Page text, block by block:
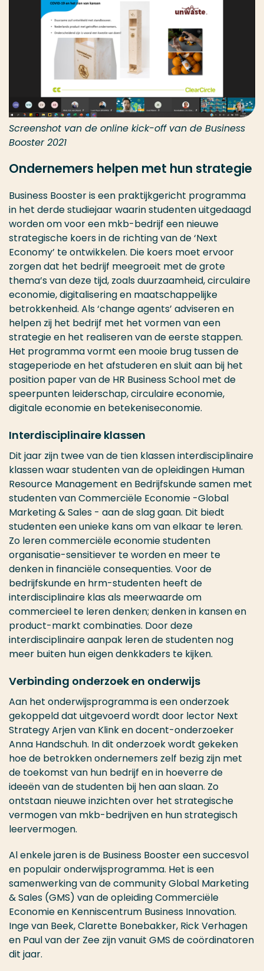
Screenshot van de online kick-off van de Business
Booster 2021
Ondernemers helpen met hun strategie
Business Booster is een praktijkgericht programma
in het derde studiejaar waarin studenten uitgedaagd
worden om voor een mkb-bedrijf een nieuwe
strategische koers in de richting van de ‘Next
Economy’ te ontwikkelen. Die koers moet ervoor
zorgen dat het bedrijf meegroeit met de grote
thema’s van deze tijd, zoals duurzaamheid, circulaire
economie, digitalisering en maatschappelijke
betrokkenheid. Als ‘change agents’ adviseren en
helpen zij het bedrijf met het vormen van een
strategie en het realiseren van de eerste stappen.
Het programma vormt een mooie brug tussen de
stageperiode en het afstuderen en sluit aan bij het
position paper van de HR Business School met de
speerpunten leiderschap, circulaire economie,
digitale economie en betekeniseconomie.
Interdisciplinaire klassen
Dit jaar zijn twee van de tien klassen interdisciplinaire
klassen waar studenten van de opleidingen Human
Resource Management en Bedrijfskunde samen met
studenten van Commerciële Economie -Global
Marketing & Sales - aan de slag gaan. Dit biedt
studenten een unieke kans om van elkaar te leren.
Zo leren commerciële economie studenten
organisatie-sensitiever te worden en meer te
denken in financiële consequenties. Voor de
bedrijfskunde en hrm-studenten heeft de
interdisciplinaire klas als meerwaarde om
commercieel te leren denken; denken in kansen en
product-markt combinaties. Door deze
interdisciplinaire aanpak leren de studenten nog
meer buiten hun eigen denkkaders te kijken.
Verbinding onderzoek en onderwijs
Aan het onderwijsprogramma is een onderzoek
gekoppeld dat uitgevoerd wordt door lector Next
Strategy Arjen van Klink en docent-onderzoeker
Anna Handschuh. In dit onderzoek wordt gekeken
hoe de betrokken ondernemers zelf bezig zijn met
de toekomst van hun bedrijf en in hoeverre de
ideeën van de studenten bij hen aan slaan. Zo
ontstaan nieuwe inzichten over het strategische
vermogen van mkb-bedrijven en hun strategisch
leervermogen.
Al enkele jaren is de Business Booster een succesvol
en populair onderwijsprogramma. Het is een
samenwerking van de community Global Marketing
& Sales (GMS) van de opleiding Commerciële
Economie en Kenniscentrum Business Innovation.
Inge van Beek, Clarette Bonebakker, Rick Verhagen
en Paul van der Zee zijn vanuit GMS de coördinatoren
dit jaar.